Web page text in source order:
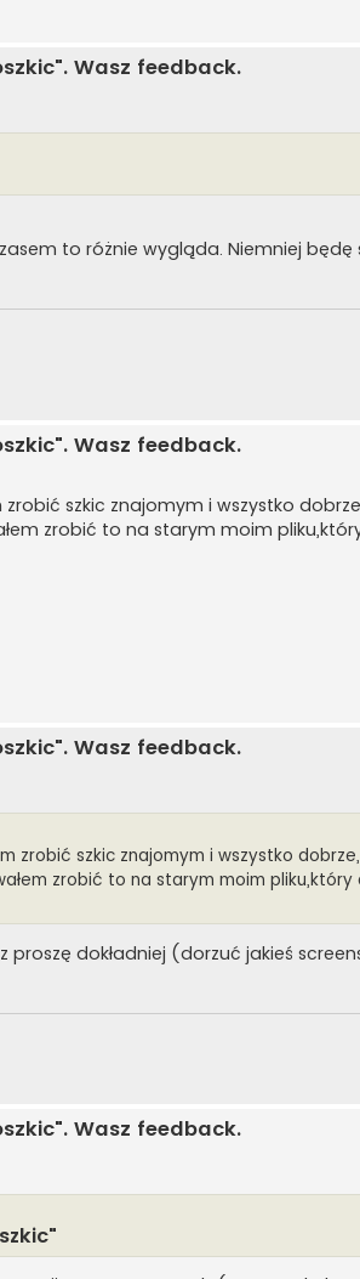
Wasz feedback.
to różnie wygląda. Niemniej będę
Wasz feedback.
szkic znajomym i wszystko
zrobić to na starym moim pliku,który
Wasz feedback.
zrobić szkic znajomym i wszystko
zrobić to na starym moim pliku,który
proszę dokładniej (dorzuć jakieś
Wasz feedback.